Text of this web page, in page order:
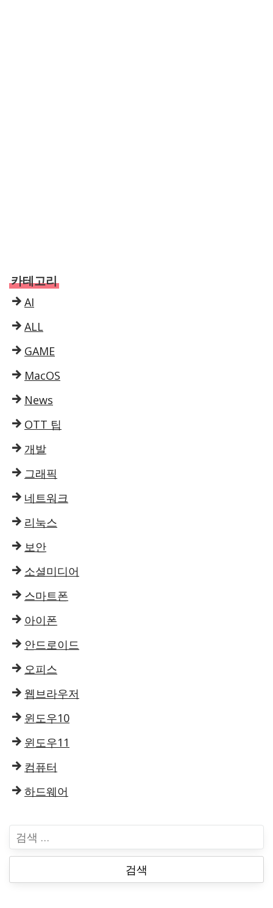
카테고리
AI
ALL
GAME
MacOS
News
OTT 팁
개발
그래픽
네트워크
리눅스
보안
소셜미디어
스마트폰
아이폰
안드로이드
오피스
웹브라우저
윈도우10
윈도우11
컴퓨터
하드웨어
검
색